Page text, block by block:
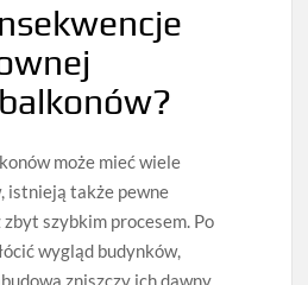
może mieć wiele
istnieją także pewne
szybkim procesem. Po
wygląd budynków,
zniszczy ich dawny